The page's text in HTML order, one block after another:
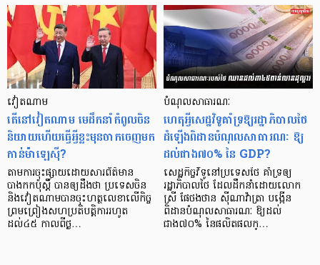
វៀតណាម
តើនៅវៀតណាម មេដឹកនាំកំពូលចិន
និយាយហើយធ្វើអ្វីខ្លះមុនចាកចេញមក
កាន់ម៉ាឡេស៊ី?
តាមការចុះផ្សាយដោយសារព័ត៌មាន
បាងកកប៉ុស្តិ៍ បានឲ្យដឹងថា ប្រទេសចិន
និងវៀតណាមបានចុះហត្ថលេខាលើកិច្ច
ព្រមព្រៀងសហប្រតិបត្តិការរហូត
ដល់៤៥ កាលពីថ្ង…
បំណុលសាធារណៈ
ហេតុអ្វីសេដ្ឋវិទូគាំទ្រឱ្យរដ្ឋាភិបាលថៃ
ដំឡើងពិដានបំណុលសាធារណៈ ឱ្យ
ដល់ជាង៧០% នៃ GDP?
សេដ្ឋកិច្ចវិទូនៅប្រទេសថៃ គាំទ្រឲ្យ
រដ្ឋាភិបាលថៃ ដែលដឹកនាំដោយលោក
ស្រី ផែថងថាន ស៊ីណាវ៉ាត្រា បង្កើន
ពិដានបំណុលសាធារណៈ ឱ្យដល់
ជាង៧០% នៃផលិតផលក្…